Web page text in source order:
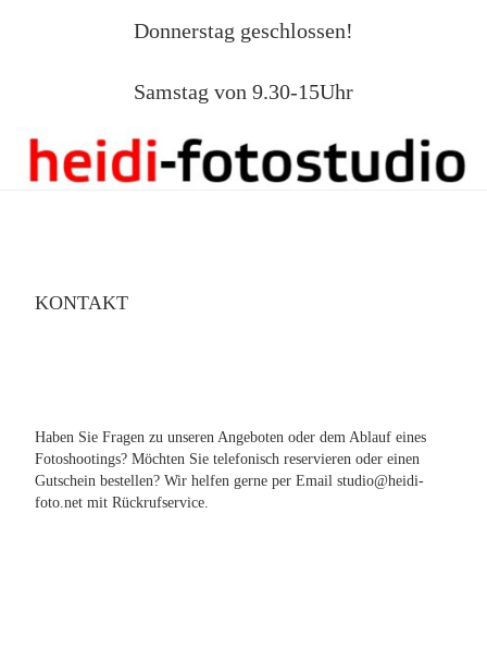
Donnerstag geschlossen!
Samstag von 9.30-15Uhr
KONTAKT
Haben Sie Fragen zu unseren Angeboten oder dem Ablauf eines
Fotoshootings? Möchten Sie telefonisch reservieren oder einen
Gutschein bestellen? Wir helfen gerne per Email studio@heidi-
foto.net mit Rückrufservice.